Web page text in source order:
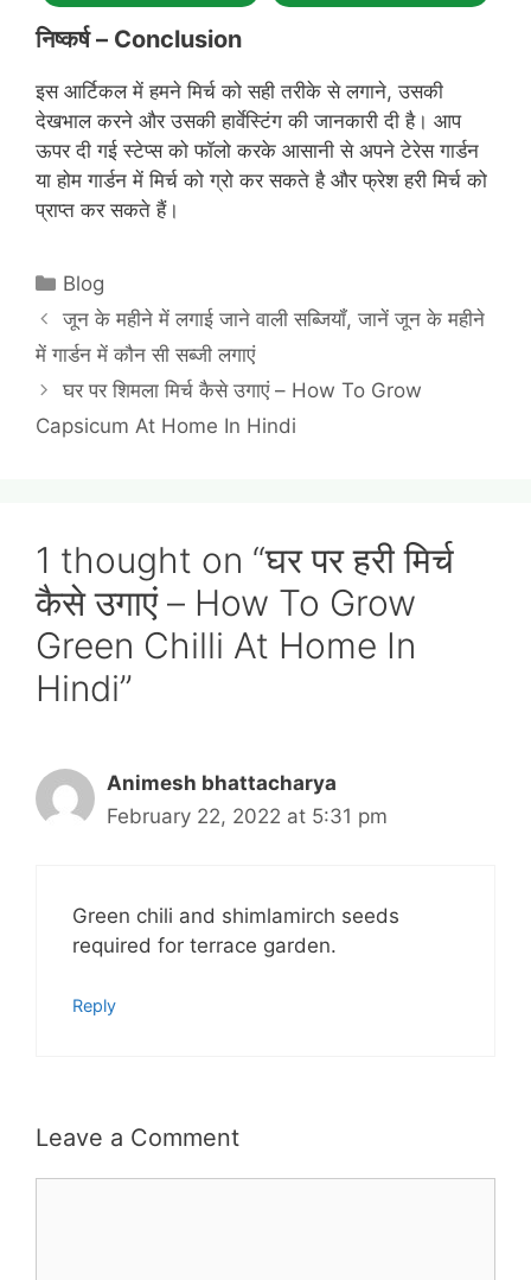
निष्कर्ष – Conclusion
इस आर्टिकल में हमने मिर्च को सही तरीके से लगाने, उसकी
देखभाल करने और उसकी हार्वेस्टिंग की जानकारी दी है। आप
ऊपर दी गई स्टेप्स को फॉलो करके आसानी से अपने टेरेस गार्डन
या होम गार्डन में मिर्च को ग्रो कर सकते है और फ्रेश हरी मिर्च को
प्राप्त कर सकते हैं।
Categories
Blog
जून के महीने में लगाई जाने वाली सब्जियॉं, जानें जून के महीने
में गार्डन में कौन सी सब्जी लगाएं
घर पर शिमला मिर्च कैसे उगाएं – How To Grow
Capsicum At Home In Hindi
1 thought on “घर पर हरी मिर्च
कैसे उगाएं – How To Grow
Green Chilli At Home In
Hindi”
Animesh bhattacharya
February 22, 2022 at 5:31 pm
Green chili and shimlamirch seeds
required for terrace garden.
Reply
Leave a Comment